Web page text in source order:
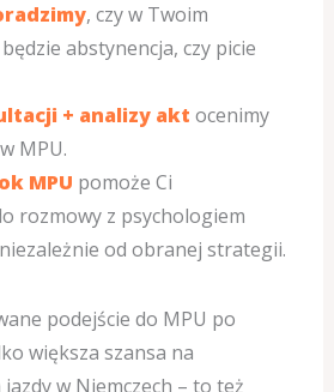
, czy w Twoim
abstynencja, czy picie
+ analizy akt ocenimy
MPU.
MPU pomoże Ci
rozmowy z psychologiem
od obranej strategii.
podejście do MPU po
większa szansa na
w Niemczech – to też